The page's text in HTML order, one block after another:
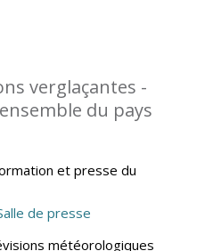
verglaçantes -
du pays
et presse du
de presse
météorologiques